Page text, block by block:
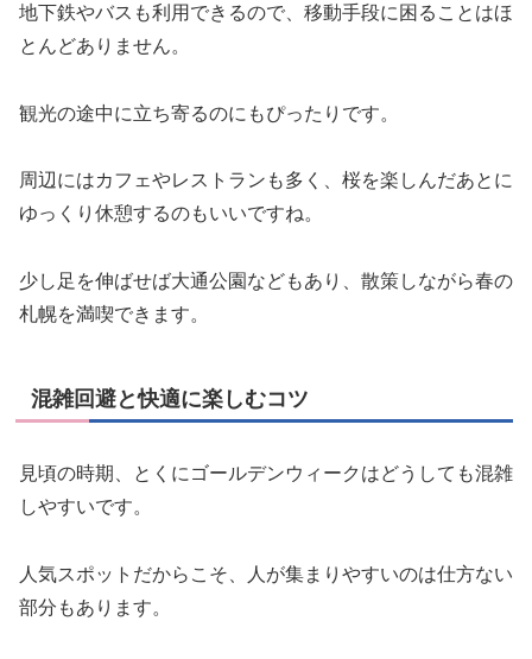
地下鉄やバスも利用できるので、移動手段に困ることはほ
とんどありません。
観光の途中に立ち寄るのにもぴったりです。
周辺にはカフェやレストランも多く、桜を楽しんだあとに
ゆっくり休憩するのもいいですね。
少し足を伸ばせば大通公園などもあり、散策しながら春の
札幌を満喫できます。
混雑回避と快適に楽しむコツ
見頃の時期、とくにゴールデンウィークはどうしても混雑
しやすいです。
人気スポットだからこそ、人が集まりやすいのは仕方ない
部分もあります。